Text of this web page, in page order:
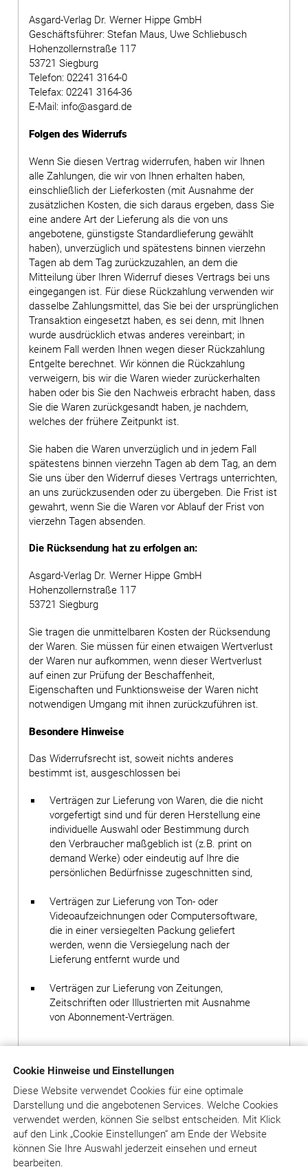
Cookie Hinweise und Einstellungen
Diese Website verwendet Cookies für eine optimale
Darstellung und die angebotenen Services. Welche Cookies
verwendet werden, können Sie selbst entscheiden. Mit Klick
aufden Link „Cookie Einstellungen“ am Ende der Website
können Sie Ihre Auswahl jederzeit einsehen und erneut
bearbeiten.
Asgard-Verlag Dr. Werner Hippe GmbH
Geschäftsführer: Stefan Maus, Uwe Schliebusch
Hohenzollernstraße 117
53721 Siegburg
Telefon: 02241 3164-0
Telefax: 02241 3164-36
E-Mail: info@asgard.de
Folgen des Widerrufs
Wenn Sie diesen Vertrag widerrufen, haben wir Ihnen
alle Zahlungen, die wir von Ihnen erhalten haben,
einschließlich der Lieferkosten (mit Ausnahme der
zusätzlichen Kosten, die sich daraus ergeben, dass Sie
eine andere Art der Lieferung als die von uns
angebotene, günstigste Standardlieferung gewählt
haben), unverzüglich und spätestens binnen vierzehn
Tagen ab dem Tag zurückzuzahlen, an dem die
Mitteilung über Ihren Widerruf dieses Vertrags bei uns
eingegangen ist. Für diese Rückzahlung verwenden wir
dasselbe Zahlungsmittel, das Sie bei der ursprünglichen
Transaktion eingesetzt haben, es sei denn, mit Ihnen
wurde ausdrücklich etwas anderes vereinbart; in
keinem Fall werden Ihnen wegen dieser Rückzahlung
Entgelte berechnet. Wir können die Rückzahlung
verweigern, bis wir die Waren wieder zurückerhalten
haben oder bis Sie den Nachweis erbracht haben, dass
Sie die Waren zurückgesandt haben, je nachdem,
welches der frühere Zeitpunkt ist.
Sie haben die Waren unverzüglich und in jedem Fall
spätestens binnen vierzehn Tagen ab dem Tag, an dem
Sie uns über den Widerruf dieses Vertrags unterrichten,
an uns zurückzusenden oder zu übergeben. Die Frist ist
gewahrt, wenn Sie die Waren vor Ablauf der Frist von
vierzehn Tagen absenden.
Die Rücksendung hat zu erfolgen an:
Asgard-Verlag Dr. Werner Hippe GmbH
Hohenzollernstraße 117
53721 Siegburg
Sie tragen die unmittelbaren Kosten der Rücksendung
der Waren. Sie müssen für einen etwaigen Wertverlust
der Waren nur aufkommen, wenn dieser Wertverlust
auf einen zur Prüfung der Beschaffenheit,
Eigenschaften und Funktionsweise der Waren nicht
notwendigen Umgang mit ihnen zurückzuführen ist.
Besondere Hinweise
Das Widerrufsrecht ist, soweit nichts anderes
bestimmt ist, ausgeschlossen bei
Verträgen zur Lieferung von Waren, die die nicht
vorgefertigt sind und für deren Herstellung eine
individuelle Auswahl oder Bestimmung durch
den Verbraucher maßgeblich ist (z.B. print on
demand Werke) oder eindeutig auf Ihre die
persönlichen Bedürfnisse zugeschnitten sind,
Verträgen zur Lieferung von Ton- oder
Videoaufzeichnungen oder Computersoftware,
die in einer versiegelten Packung geliefert
werden, wenn die Versiegelung nach der
Lieferung entfernt wurde und
Verträgen zur Lieferung von Zeitungen,
Zeitschriften oder Illustrierten mit Ausnahme
von Abonnement-Verträgen.
oder eines Kommentars oder einer Online-Datenbank
(insbesondere den Diensten unter www.juradent.de)
erlischt das Widerrufsrecht des Kunden vorzeitig, wenn
der Verlag mit der Ausführung seiner Dienstleistungen
mit der ausdrücklichen Zustimmung des Kunden vor
Ende der Widerrufsfrist begonnen hat oder der Kunde
diese selbst veranlasst hat. Das ist insbesondere der